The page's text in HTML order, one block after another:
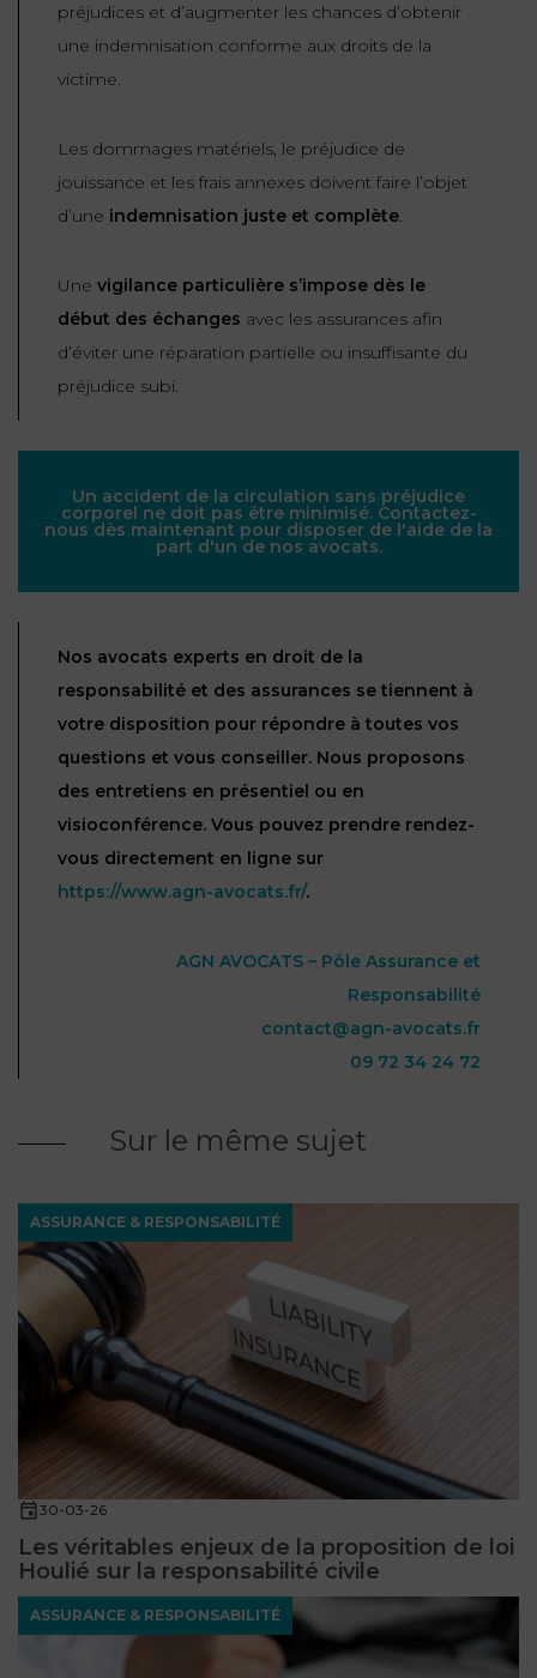
préjudices et d’augmenter les chances d’obtenir
une indemnisation conforme aux droits de la
victime.
Les dommages matériels, le préjudice de
jouissance et les frais annexes doivent faire l’objet
d’une indemnisation juste et complète.
Une vigilance particulière s’impose dès le
début des échanges avec les assurances afin
d’éviter une réparation partielle ou insuffisante du
préjudice subi.
Un accident de la circulation sans préjudice
corporel ne doit pas être minimisé. Contactez-
nous dès maintenant pour disposer de l'aide de la
part d'un de nos avocats.
Nos avocats experts en droit de la
responsabilité et des assurances se tiennent à
votre disposition pour répondre à toutes vos
questions et vous conseiller. Nous proposons
des entretiens en présentiel ou en
visioconférence. Vous pouvez prendre rendez-
vous directement en ligne sur
https://www.agn-avocats.fr/.
AGN AVOCATS – Pôle Assurance et
Responsabilité
contact@agn-avocats.fr
09 72 34 24 72
Sur le même sujet
ASSURANCE & RESPONSABILITÉ
30-03-26
Les véritables enjeux de la proposition de loi
Houlié sur la responsabilité civile
ASSURANCE & RESPONSABILITÉ